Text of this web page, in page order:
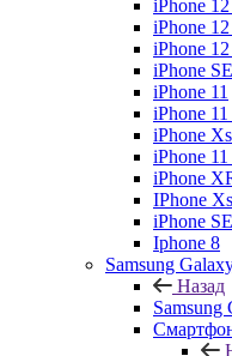
iPhone
iPhone
iPhone
iPhone
iPhone 11
iPhone
iPhone
iPhone
iPhone
IPhone Xs
iPhone
Iphone 8
Samsung
Назад
Samsung